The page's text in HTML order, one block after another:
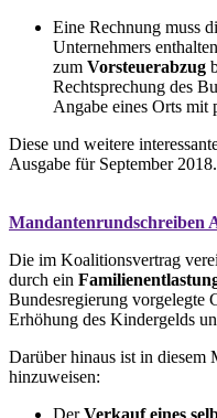
Eine Rechnung muss
Unternehmers
zum Vorsteuerabzug
Rechtsprechung des
Angabe eines Orts mit
Diese und weitere
Ausgabe für September
Mandantenrundschreiben
Die im Koalitionsvertrag
durch ein
Bundesregierung vorgelegte
Erhöhung des Kindergelds
Darüber hinaus ist in diesem
hinzuweisen:
DerVerkauf eines